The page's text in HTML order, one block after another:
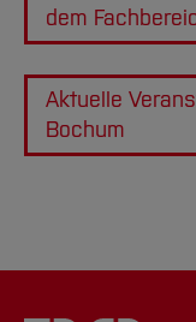
dem
Aktuelle
Bochum